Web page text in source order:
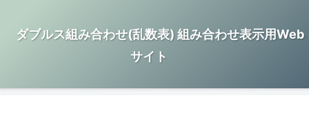
ダブルス組み合わせ(乱数表) 組み合わせ表示用Web
サイト